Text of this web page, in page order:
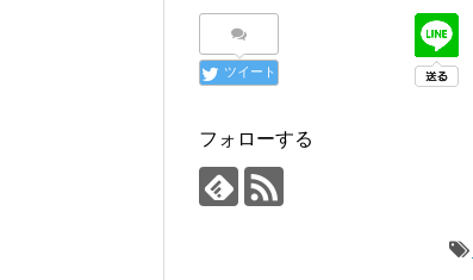
ツイート
フォローする